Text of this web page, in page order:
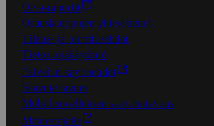
Oiva-raportit
Osuuskauppojen yhteystiedot
Tilaus- ja toimitusehdot
Tietosuojakäytäntö
Palvelun käyttöehdot
Saavutettavuus
Mobiilisovelluksen saavutettavuus
Mainostajalle